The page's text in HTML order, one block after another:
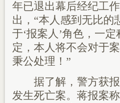
年已退出幕后经纪工
出，“本人感到无比的
于‘报案人’角色，一
定，本人将不会对于
秉公处理！”
据了解，警方获报
发生死亡案。蒋报案